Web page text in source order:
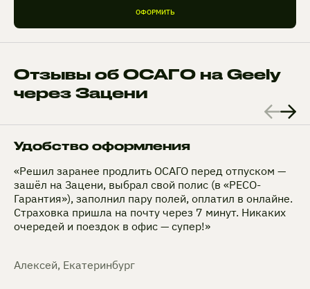
ОФОРМИТЬ
Отзывы об ОСАГО на Geely
через Зацени
Удобство оформления
«Решил заранее продлить ОСАГО перед отпуском —
зашёл на Зацени, выбрал свой полис (в «РЕСО-
Гарантия»), заполнил пару полей, оплатил в онлайне.
Страховка пришла на почту через 7 минут. Никаких
очередей и поездок в офис — супер!»
Алексей, Екатеринбург